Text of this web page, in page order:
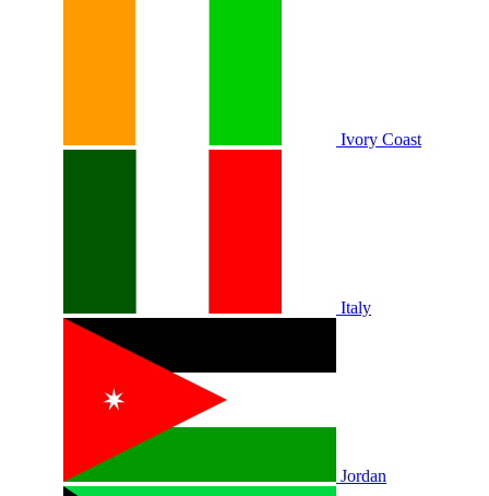
Ivory Coast
Italy
Jordan